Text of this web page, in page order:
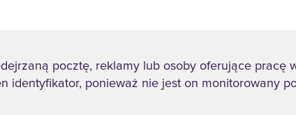
pocztę, reklamy lub osoby oferujące pracę
identyfikator, ponieważ nie jest on monitorowany